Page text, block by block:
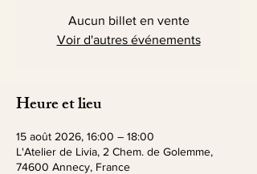
Aucun billet en vente
Voir d'autres événements
Heure et lieu
15 août 2026, 16:00 – 18:00
L'Atelier de Livia, 2 Chem. de Golemme,
74600 Annecy, France